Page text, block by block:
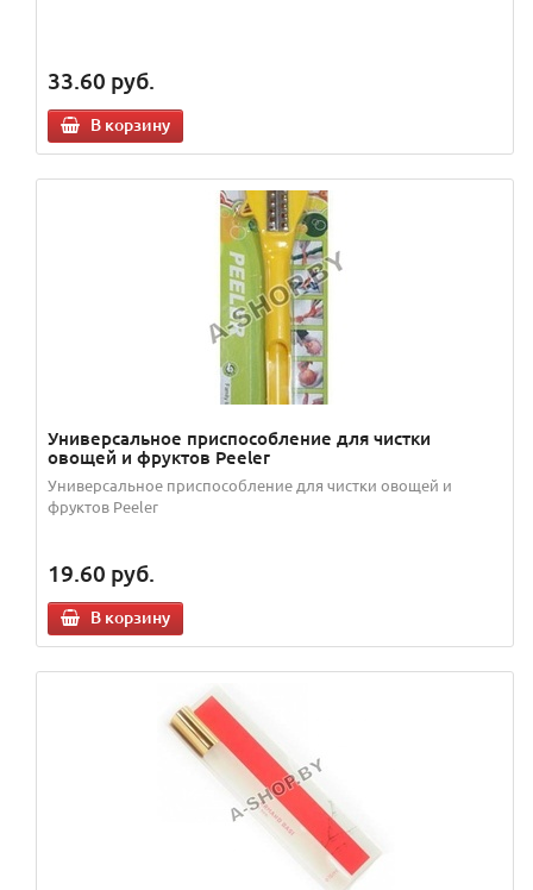
33.60 руб.
В корзину
Универсальное приспособление для чистки
овощей и фруктов Peeler
Универсальное приспособление для чистки овощей и
фруктов Peeler
19.60 руб.
В корзину